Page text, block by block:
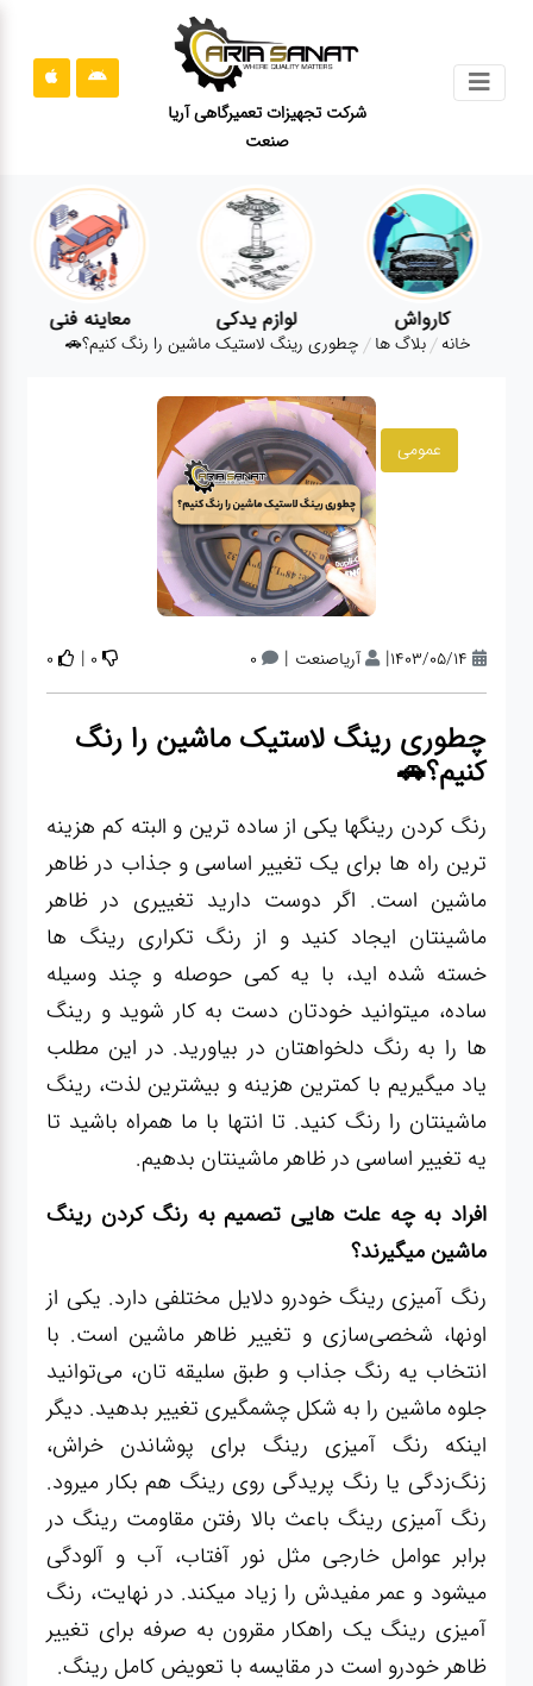
شرکت تجهیزات تعمیرگاهی آریا
صنعت
قوانین
سایت
ارتباط
روغنی
مکانیکی
جلوبندی
برق و
باطری و
دیاگ
صافکاری
و نقاشی
لوازم
یدکی
معاینه
فنی
کارواش لوازم یدکی معاینه فنی
خانه بلاگ ها چطوری رینگ لاستیک ماشین را رنگ کنیم؟🚗
عمومی
1403/05/14
| آریاصنعت |
0
0
|
0
چطوری رینگ لاستیک ماشین را رنگ
کنیم؟🚗
رنگ کردن رینگها یکی از ساده ترین و البته کم هزینه
ترین راه ها برای یک تغییر اساسی و جذاب در ظاهر
ماشین است. اگر دوست دارید تغییری در ظاهر
ماشینتان ایجاد کنید و از رنگ تکراری رینگ ها
خسته شده اید، با یه کمی حوصله و چند وسیله
ساده، میتوانید خودتان دست به کار شوید و رینگ
ها را به رنگ دلخواهتان در بیاورید. در این مطلب
یاد میگیریم با کمترین هزینه و بیشترین لذت، رینگ
ماشینتان را رنگ کنید. تا انتها با ما همراه باشید تا
یه تغییر اساسی در ظاهر ماشینتان بدهیم.
افراد به چه علت هایی تصمیم به رنگ کردن رینگ
ماشین میگیرند؟
رنگ آمیزی رینگ خودرو دلایل مختلفی دارد. یکی از
اونها، شخصی‌سازی و تغییر ظاهر ماشین است. با
انتخاب یه رنگ جذاب و طبق سلیقه تان، می‌توانید
جلوه ماشین را به شکل چشمگیری تغییر بدهید. دیگر
اینکه رنگ آمیزی رینگ برای پوشاندن خراش‌،
زنگ‌زدگی یا رنگ پریدگی‌ روی رینگ هم بکار میرود.
رنگ آمیزی رینگ باعث بالا رفتن مقاومت رینگ در
برابر عوامل خارجی مثل نور آفتاب، آب و آلودگی
میشود و عمر مفیدش را زیاد میکند. در نهایت، رنگ
آمیزی رینگ یک راهکار مقرون به صرفه برای تغییر
ظاهر خودرو است در مقایسه با تعویض کامل رینگ.